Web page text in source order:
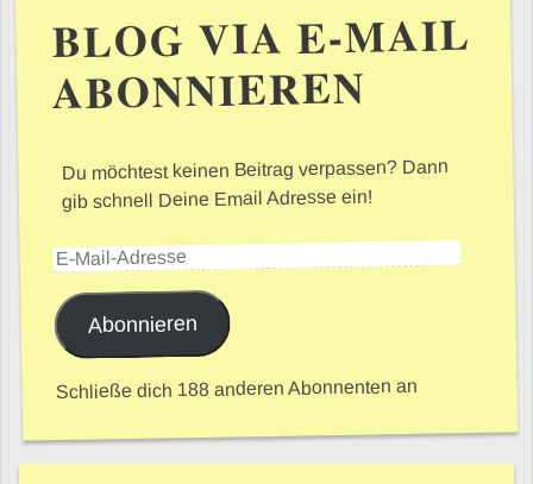
BLOG VIA E-MAIL
ABONNIEREN
Du möchtest keinen Beitrag verpassen? Dann
gib schnell Deine Email Adresse ein!
E-Mail-Adresse
Abonnieren
Schließe dich 188 anderen Abonnenten an